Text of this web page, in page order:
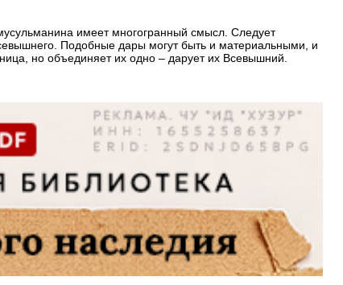
имеет многогранный смысл. Следует
Подобные дары могут быть и материальными, и
но объединяет их одно – дарует их Всевышний.